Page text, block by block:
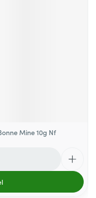
Mine 10g Nf